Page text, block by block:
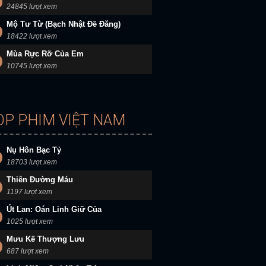
24845 lượt xem
Mộ Tư Từ (Bạch Nhật Đề Đăng)
18422 lượt xem
Mùa Rực Rỡ Của Em
10745 lượt xem
PHIM VIỆT NAM
Nụ Hôn Bạc Tỷ
18703 lượt xem
Thiên Đường Máu
1197 lượt xem
Út Lan: Oán Linh Giữ Của
1025 lượt xem
Mưu Kế Thượng Lưu
687 lượt xem